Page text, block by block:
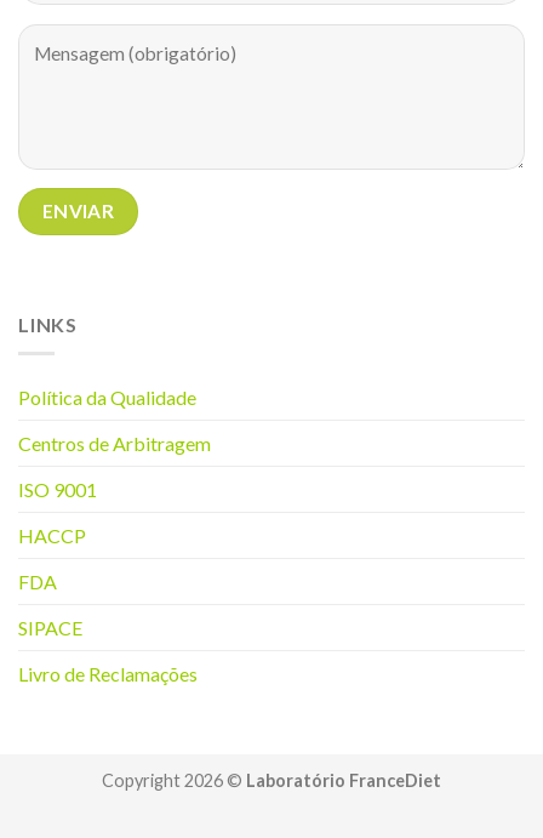
LINKS
Política da Qualidade
Centros de Arbitragem
ISO 9001
HACCP
FDA
SIPACE
Livro de Reclamações
Copyright 2026 © Laboratório FranceDiet